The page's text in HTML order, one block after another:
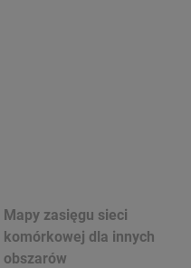
Mapy zasięgu sieci
komórkowej dla innych
obszarów